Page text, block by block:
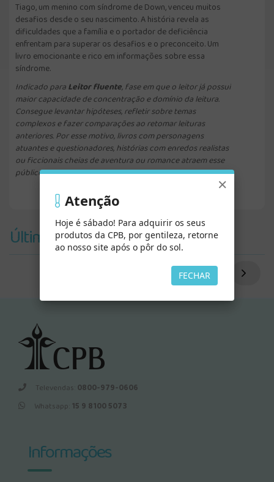
Tiago, um menino com síndrome de Down, venceu muitos
desafios desde o seu nascimento. A história revela as
dificuldades que a família e o portador de deficiência
enfrentam para superar os desafios e o preconceito. Um
livro emocionante e rico em informações sobre essa
síndrome.
Indicado paraLeitor fluente, fase em que o leitor já possui
maior capacidade de concentração e domínio da leitura.
Consegue levantar hipóteses, refletir sobre temas
complexos e fazer comparações ao retomar leituras
anteriores. Por esse motivo, livros com personagens
atuantes e questionadores, histórias com enredos realistas
ou ficcionais cheias de aventura ou romance atraem esse
público.
Últimos Vistos
Televendas: 0800-979-0606
Whatsapp: 15 9 8100 5073
Informações
×
Atenção
Hoje é sábado! Para adquirir os seus
produtos da CPB, por gentileza, retorne
ao nosso site após o pôr do sol.
FECHAR